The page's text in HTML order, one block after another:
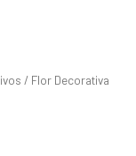
/ Flor Decorativa